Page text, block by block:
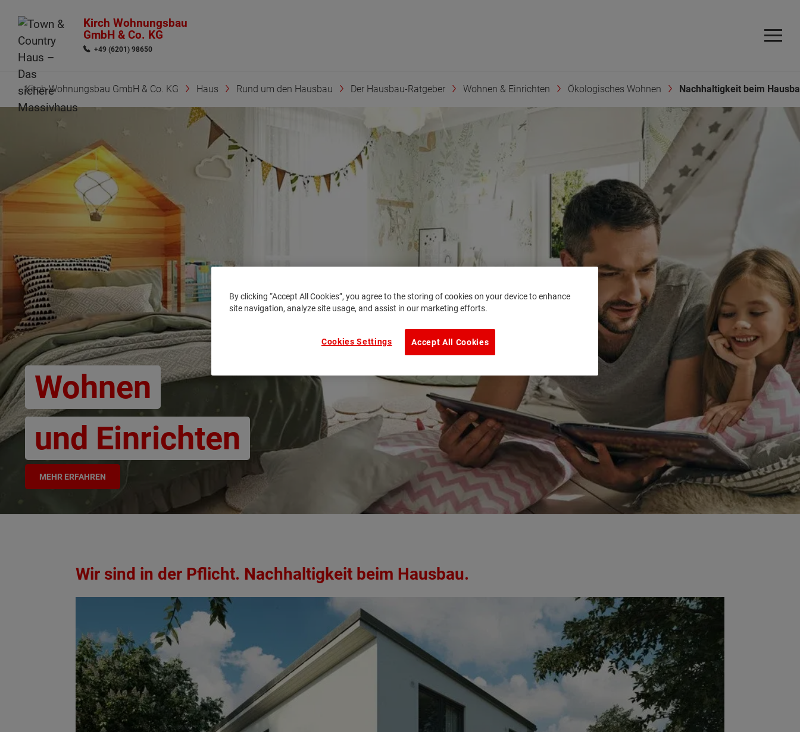
Kirch Wohnungsbau
GmbH & Co. KG
+49 (6201) 98650
Kirch Wohnungsbau GmbH & Co. KG Haus Rund um den Hausbau Der Hausbau-Ratgeber Wohnen & Einrichten Ökologisches Wohnen Nachhaltigkeit beim
Wohnen
und Einrichten
MEHR ERFAHREN
Wir sind in der Pflicht. Nachhaltigkeit beim Hausbau.
By clicking “Accept All Cookies”, you agree to the storing of cookies on your device to enhance
site navigation, analyze site usage, and assist in our marketing efforts.
Accept All Cookies
Cookies Settings